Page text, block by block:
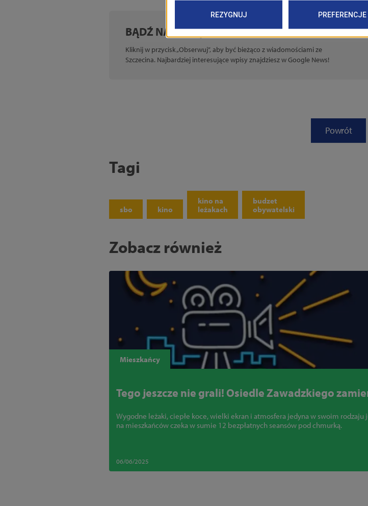
BĄDŹ NA BIEŻĄCO!
Kliknij w przycisk „Obserwuj”, aby być bieżąco z wiadomościami ze
Szczecina. Najbardziej interesujące wpisy znajdziesz w Google News!
Powrót
Tagi
sbo kino
kino na
leżakach
budzet
obywatelski
Zobacz również
Mieszkańcy
Tego jeszcze nie grali! Osiedle Zawadzkiego
Wygodne leżaki, ciepłe koce, wielki ekran i atmosfera jedyna w swoim rodzaju
na mieszkańców czeka w sumie 12 bezpłatnych seansów pod chmurką.
06/06/2025